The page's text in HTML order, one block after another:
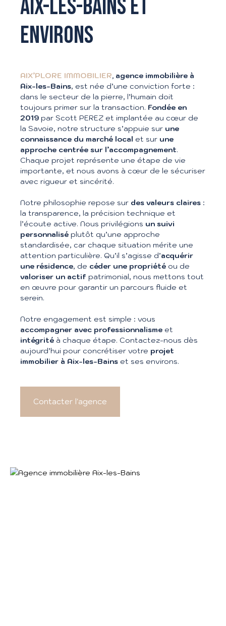
AIX-LES-BAINS ET
ENVIRONS
AIX’PLORE IMMOBILIER, agence immobilière à
Aix-les-Bains, est née d’une conviction forte :
dans le secteur de la pierre, l’humain doit
toujours primer sur la transaction. Fondée en
2019 par Scott PEREZ et implantée au cœur de
la Savoie, notre structure s’appuie sur une
connaissance du marché local et sur une
approche centrée sur l’accompagnement.
Chaque projet représente une étape de vie
importante, et nous avons à cœur de le sécuriser
avec rigueur et sincérité.
Notre philosophie repose sur des valeurs claires :
la transparence, la précision technique et
l’écoute active. Nous privilégions un suivi
personnalisé plutôt qu’une approche
standardisée, car chaque situation mérite une
attention particulière. Qu’il s’agisse d’acquérir
une résidence, de céder une propriété ou de
valoriser un actif patrimonial, nous mettons tout
en œuvre pour garantir un parcours fluide et
serein.
Notre engagement est simple : vous
accompagner avec professionnalisme et
intégrité à chaque étape. Contactez-nous dès
aujourd’hui pour concrétiser votre projet
immobilier à Aix-les-Bains et ses environs.
Contacter l'agence